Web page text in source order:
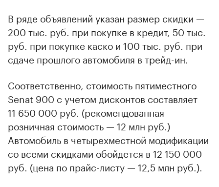
В ряде объявлений указан размер скидки —
200 тыс. руб. при покупке в кредит, 50 тыс.
руб. при покупке каско и 100 тыс. руб. при
сдаче прошлого автомобиля в трейд-ин.
Соответственно, стоимость пятиместного
Senat 900 с учетом дисконтов составляет
11 650 000 руб. (рекомендованная
розничная стоимость — 12 млн руб.)
Автомобиль в четырехместной модификации
со всеми скидками обойдется в 12 150 000
руб. (цена по прайс-листу — 12,5 млн руб.).